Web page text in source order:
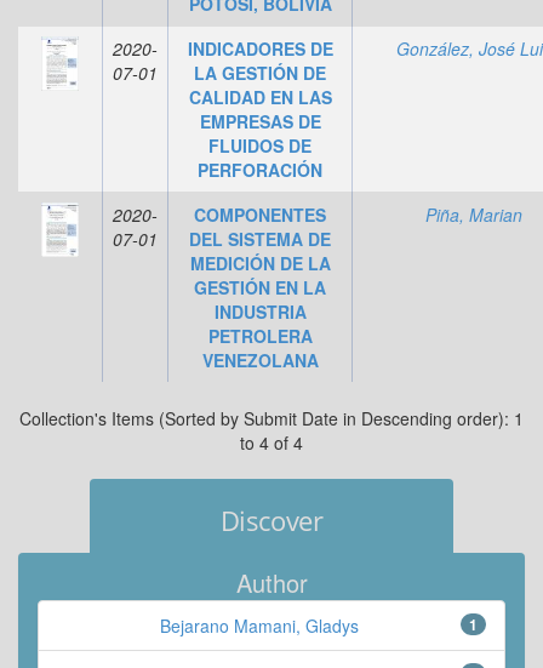
2020-
07-01
INDICADORES DE
LA GESTIÓN DE
CALIDAD EN LAS
EMPRESAS DE
FLUIDOS DE
PERFORACIÓN
González, José
2020-
07-01
COMPONENTES
DEL SISTEMA DE
MEDICIÓN DE LA
GESTIÓN EN LA
INDUSTRIA
PETROLERA
VENEZOLANA
Piña, Marian
Collection's Items (Sorted by Submit Date in Descending order): 1
to 4 of 4
Discover
Author
1
Bejarano Mamani, Gladys